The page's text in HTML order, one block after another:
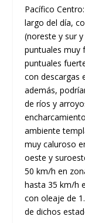
Pacífico
largo del día,
(noreste y sur
puntuales muy
puntuales
con descargas
además,
de ríos y
ambiente
muy caluroso
oeste y
50 km/h en
hasta 35 km/h
con oleaje de
de dichos